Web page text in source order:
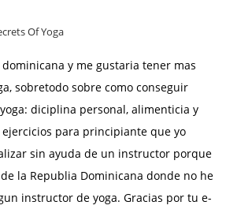
Of Yoga
y me gustaria tener mas
sobretodo sobre como conseguir
diciplina personal, alimenticia y
para principiante que yo
sin ayuda de un instructor porque
la Republia Dominicana donde no he
instructor de yoga. Gracias por tu e-